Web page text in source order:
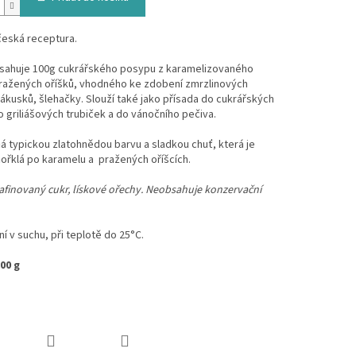
receptura.
100g cukrářského posypu z karamelizovaného
oříšků, vhodného ke zdobení zmrzlinových
šlehačky. Slouží také jako přísada do cukrářských
griliášových trubiček a do vánočního pečiva.
typickou zlatohnědou barvu a sladkou chuť, která je
po karamelu a pražených oříšcích.
cukr, lískové ořechy. Neobsahuje konzervační
v suchu, při teplotě do 25°C.
g